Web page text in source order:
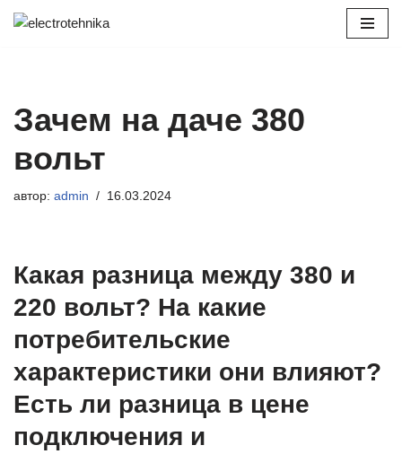
Зачем на даче 380
вольт
автор: admin 16.03.2024
Какая разница между 380 и
220 вольт? На какие
потребительские
характеристики они влияют?
Есть ли разница в цене
подключения и